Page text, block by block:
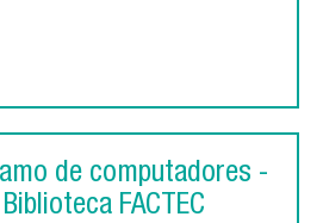
de computadores -
Biblioteca FACTEC